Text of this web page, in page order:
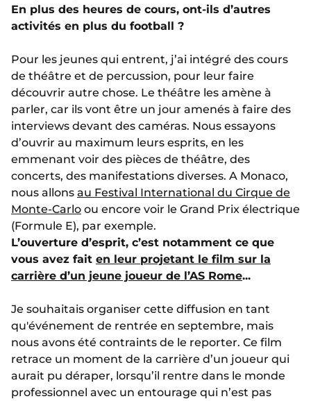
En plus des heures de cours, ont-ils d’autres
activités en plus du football ?
Pour les jeunes qui entrent, j’ai intégré des cours
de théâtre et de percussion, pour leur faire
découvrir autre chose. Le théâtre les amène à
parler, car ils vont être un jour amenés à faire des
interviews devant des caméras. Nous essayons
d’ouvrir au maximum leurs esprits, en les
emmenant voir des pièces de théâtre, des
concerts, des manifestations diverses. A Monaco,
nous allons au Festival International du Cirque de
Monte-Carlo ou encore voir le Grand Prix électrique
(Formule E), par exemple.
L’ouverture d’esprit, c’est notamment ce que
vous avez fait en leur projetant le film sur la
carrière d’un jeune joueur de l’AS Rome...
Je souhaitais organiser cette diffusion en tant
qu'événement de rentrée en septembre, mais
nous avons été contraints de le reporter. Ce film
retrace un moment de la carrière d’un joueur qui
aurait pu déraper, lorsqu’il rentre dans le monde
professionnel avec un entourage qui n’est pas